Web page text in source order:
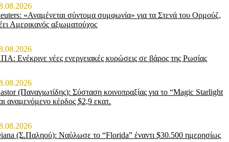
«Αναμένεται σύντομα συμφωνία» για τα Στενά του Ορμούζ,
Αμερικανός αξιωματούχος
Ενέκρινε νέες ενεργειακές κυρώσεις σε βάρος της Ρωσίας
(Παναγιωτίδης): Σύσταση κοινοπραξίας για το “Magic Starlight
αναμενόμενο κέρδος $2,9 εκατ.
(Σ.Παληού): Ναύλωσε το “Florida” έναντι $30.500 ημερησίως